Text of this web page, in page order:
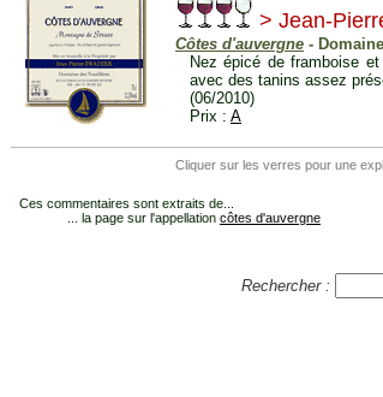
> Jean-
Côtes d'auvergne -
Nez épicé de framboise
avec des tanins assez
(06/2010)
Prix : A
Cliquer sur les verres pour une
Ces commentaires sont extraits de...
... la page sur l'appellation côtes d'auvergne
Rechercher :